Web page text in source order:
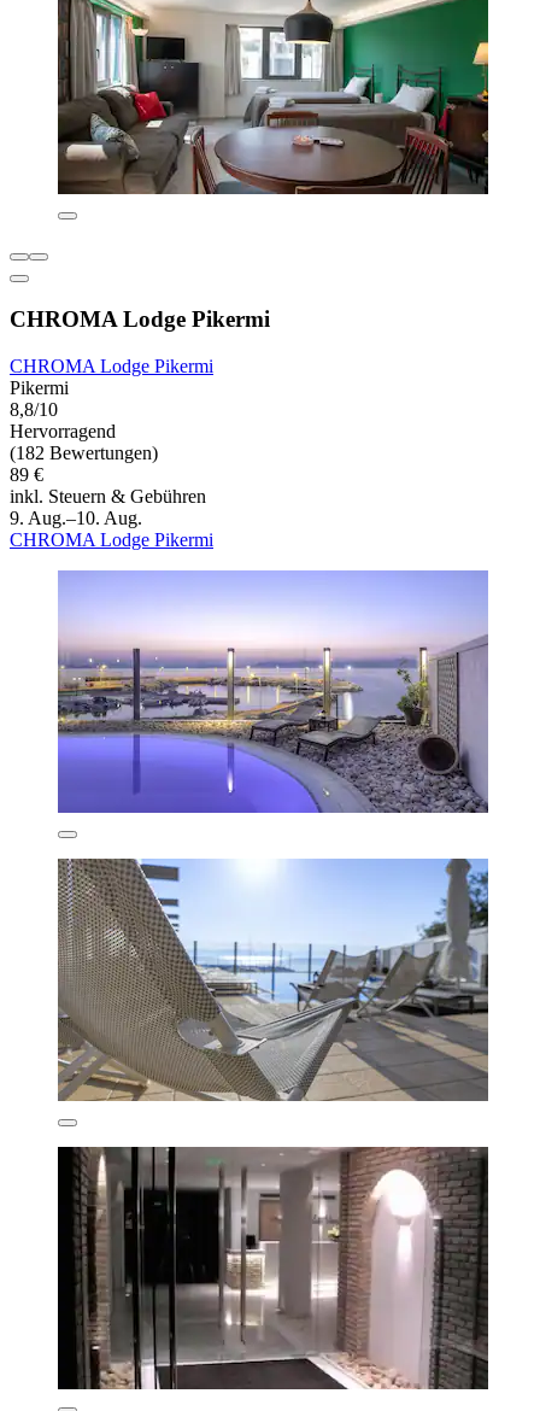
CHROMA Lodge Pikermi
CHROMA Lodge Pikermi
Pikermi
8,8/10
Hervorragend
(182 Bewertungen)
89 €
inkl. Steuern & Gebühren
9. Aug.–10. Aug.
CHROMA Lodge Pikermi